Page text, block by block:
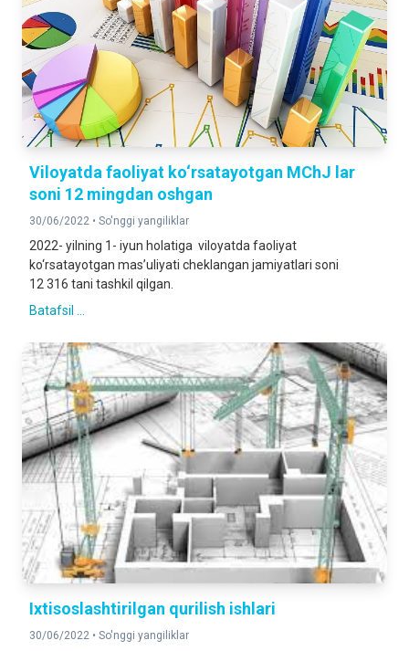
Viloyatda faoliyat ko‘rsatayotgan MChJ lar
soni 12 mingdan oshgan
30/06/2022 • So'nggi yangiliklar
2022- yilning 1- iyun holatiga viloyatda faoliyat
ko‘rsatayotgan mas’uliyati cheklangan jamiyatlari soni
12 316 tani tashkil qilgan.
Batafsil ...
Ixtisoslashtirilgan qurilish ishlari
30/06/2022 • So'nggi yangiliklar